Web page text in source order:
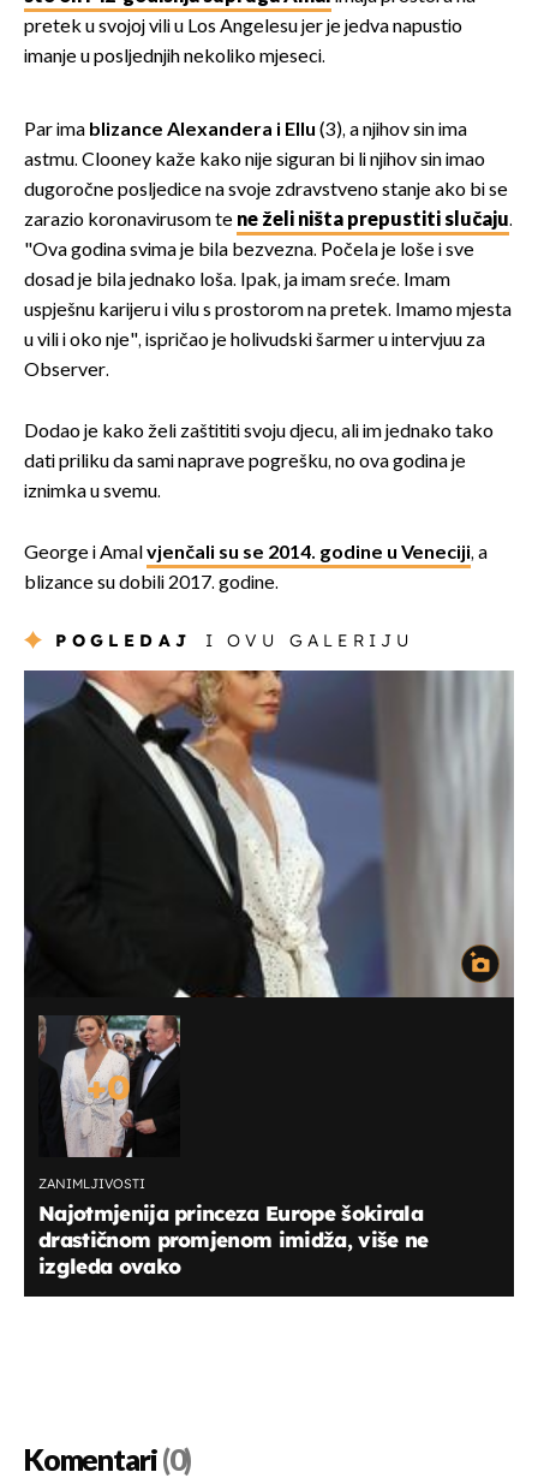
pretek u svojoj vili u Los Angelesu jer je jedva napustio
imanje u posljednjih nekoliko mjeseci.
Par ima blizance Alexandera i Ellu (3), a njihov sin ima
astmu. Clooney kaže kako nije siguran bi li njihov sin imao
dugoročne posljedice na svoje zdravstveno stanje ako bi se
zarazio koronavirusom te ne želi ništa prepustiti slučaju.
"Ova godina svima je bila bezvezna. Počela je loše i sve
dosad je bila jednako loša. Ipak, ja imam sreće. Imam
uspješnu karijeru i vilu s prostorom na pretek. Imamo mjesta
u vili i oko nje", ispričao je holivudski šarmer u intervjuu za
Observer.
Dodao je kako želi zaštititi svoju djecu, ali im jednako tako
dati priliku da sami naprave pogrešku, no ova godina je
iznimka u svemu.
George i Amalvjenčali su se 2014. godine u Veneciji, a
blizance su dobili 2017. godine.
POGLEDAJ I OVU GALERIJU
+0
ZANIMLJIVOSTI
Najotmjenija princeza Europe šokirala
drastičnom promjenom imidža, više ne
izgleda ovako
Komentari(0)